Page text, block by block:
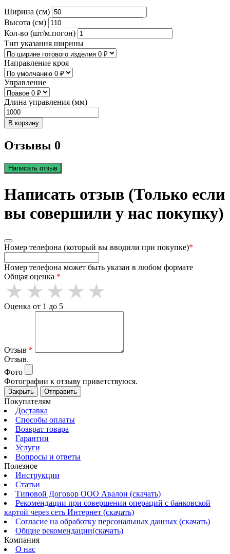
Ширина (см)
Высота (см)
Кол-во (шт/м.погон)
Тип указания ширины
Направление кроя
Управление
Длина управления (мм)
В корзину
Отзывы 0
Написать отзыв
Написать отзыв (Только если
вы совершили у нас покупку)
Номер телефона (который вы вводили при покупке)*
Номер телефона может быть указан в любом формате
Общая оценка *
Оценка от 1 до 5
Отзыв *
Отзыв.
Фото
Фотографии к отзыву приветствуюся.
Закрыть Отправить
Покупателям
Доставка
Способы оплаты
Возврат товара
Гарантии
Услуги
Вопросы и ответы
Полезное
Инструкции
Статьи
Типовой Договор ООО Авалон (скачать)
Рекомендации при совершении операций с банковской
картой через сеть Интернет (скачать)
Согласие на обработку персональных данных (скачать)
Общие рекомендации(скачать)
Компания
О нас